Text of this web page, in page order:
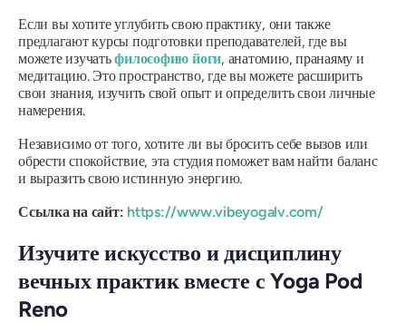
Если вы хотите углубить свою практику, они также
предлагают курсы подготовки преподавателей, где вы
можете изучатьфилософию йоги, анатомию, пранаяму и
медитацию. Это пространство, где вы можете расширить
свои знания, изучить свой опыт и определить свои личные
намерения.
Независимо от того, хотите ли вы бросить себе вызов или
обрести спокойствие, эта студия поможет вам найти баланс
и выразить свою истинную энергию.
Ссылка на сайт: https://www.vibeyogalv.com/
Изучите искусство и дисциплину
вечных практик вместе с Yoga Pod
Reno